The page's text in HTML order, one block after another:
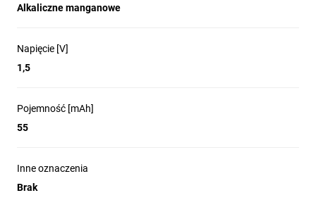
Alkaliczne manganowe
Napięcie [V]
1,5
Pojemność [mAh]
55
Inne oznaczenia
Brak